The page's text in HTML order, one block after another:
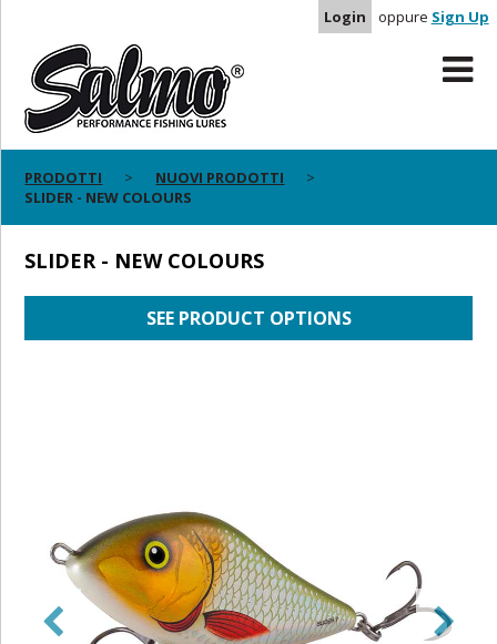
Login oppure Sign Up
PRODOTTI
NUOVI PRODOTTI
SLIDER - NEW COLOURS
SLIDER - NEW COLOURS
SEE PRODUCT OPTIONS